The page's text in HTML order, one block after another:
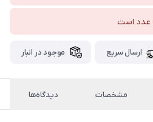
ارسال سریع موجود در انبار
مشخصات دیدگاه‌ها